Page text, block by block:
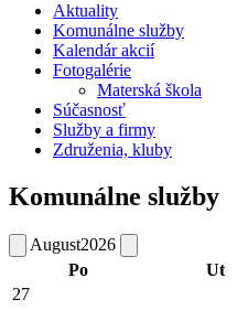
Aktuality
Komunálne služby
Kalendár akcií
Fotogalérie
Materská škola
Súčasnosť
Služby a firmy
Združenia, kluby
Komunálne služby
August2026
Po
Ut
27